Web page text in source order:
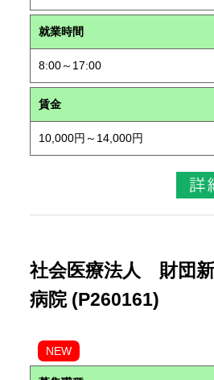
就業時間
8:00～17:00
賃金
10,000円～14,000円
社会医療法人 財団
病院 (P260161)
NEW